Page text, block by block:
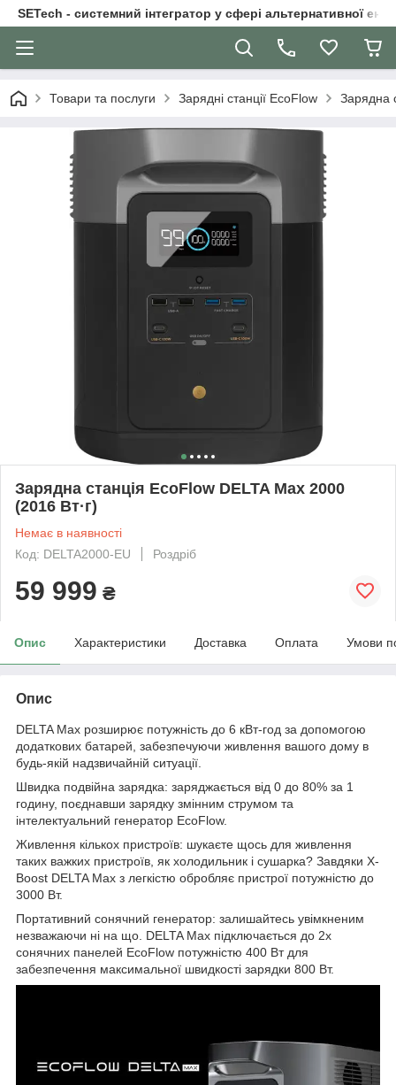
SETech - системний інтегратор у сфері альтернативної
Товари та послуги Зарядні станції EcoFlow Зарядна
Зарядна станція EcoFlow DELTA Max 2000
(2016 Вт·г)
Немає в наявності
Код: DELTA2000-EU
Роздріб
59 999 ₴
Опис Характеристики Доставка Оплата Умови
Опис
DELTA Max розширює потужність до 6 кВт-год за допомогою
додаткових батарей, забезпечуючи живлення вашого дому в
будь-якій надзвичайній ситуації.
Швидка подвійна зарядка: заряджається від 0 до 80% за 1
годину, поєднавши зарядку змінним струмом та
інтелектуальний генератор EcoFlow.
Живлення кількох пристроїв: шукаєте щось для живлення
таких важких пристроїв, як холодильник і сушарка? Завдяки X-
Boost DELTA Max з легкістю обробляє пристрої потужністю до
3000 Вт.
Портативний сонячний генератор: залишайтесь увімкненим
незважаючи ні на що. DELTA Max підключається до 2х
сонячних панелей EcoFlow потужністю 400 Вт для
забезпечення максимальної швидкості зарядки 800 Вт.